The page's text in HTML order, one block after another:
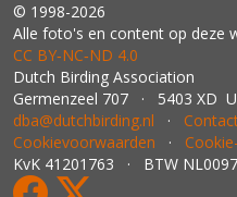
© 1998-2026
Alle foto's en content op deze
CC BY‑NC‑ND 4.0
Dutch Birding Association
Germenzeel 707 · 5403 XD
dba@dutchbirding.nl ·
Cookievoorwaarden ·
KvK 41201763 · BTW